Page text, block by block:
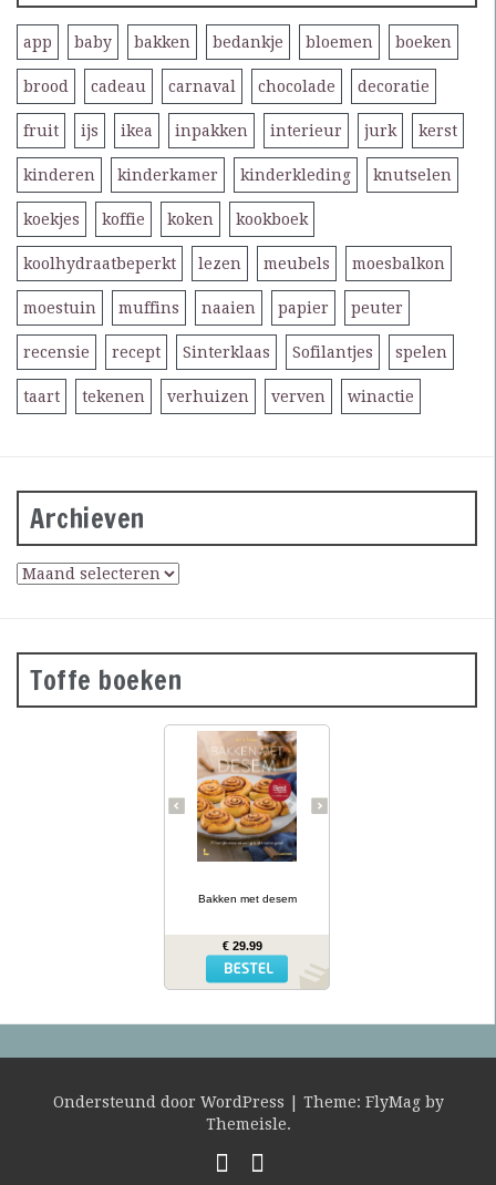
app baby bakken bedankje bloemen boeken
brood cadeau carnaval chocolade decoratie
fruit ijs ikea inpakken interieur jurk kerst
kinderen kinderkamer kinderkleding knutselen
koekjes koffie koken kookboek
koolhydraatbeperkt lezen meubels moesbalkon
moestuin muffins naaien papier peuter
recensie recept Sinterklaas Sofilantjes spelen
taart tekenen verhuizen verven winactie
Archieven
Toffe boeken
Desembrood is
voedzaam, licht
verteerbaar, goed voor de
darmflora én superlekker.
In haar tweede prachtig
geïllustreerde bakboek
verklapt de Sloveense
Anita Sumer de geheimen
van het lekkere brood
brood met het
fougasse, naanbrood,
hamburgerbroodjes,
kaneelbollen, wafels en
panettone. Naast de 77
hoe je het deeg moet
Bakken met desem
€ 29.99
Ondersteund door WordPress Theme: FlyMagby
Themeisle.